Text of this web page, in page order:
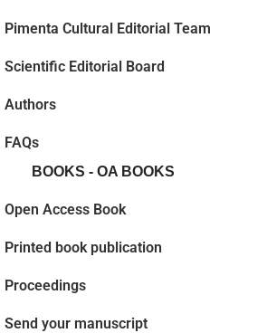
Pimenta Cultural Editorial Team
Scientific Editorial Board
Authors
FAQs
BOOKS - OA BOOKS
Open Access Book
Printed book publication
Proceedings
Send your manuscript